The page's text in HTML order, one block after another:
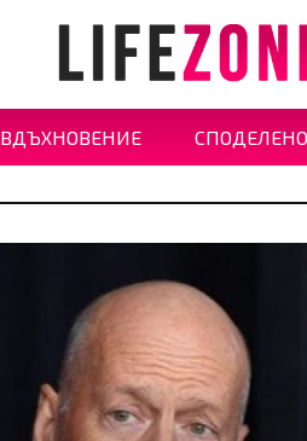
ВДЪХНОВЕНИЕ СПОДЕЛЕНО